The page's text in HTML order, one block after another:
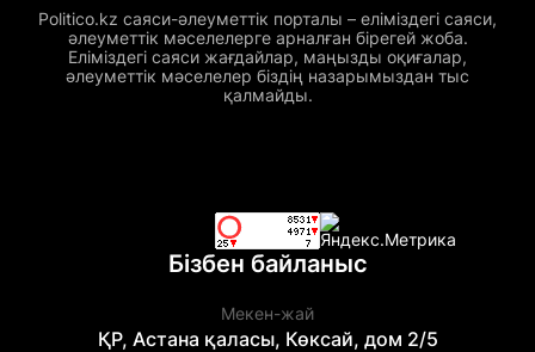
Politico.kz саяси-әлеуметтік порталы – еліміздегі саяси,
әлеуметтік мәселелерге арналған бірегей жоба.
Еліміздегі саяси жағдайлар, маңызды оқиғалар,
әлеуметтік мәселелер біздің назарымыздан тыс
қалмайды.
Бізбен байланыс
Мекен-жай
ҚР, Астана қаласы, Көксай, дом 2/5